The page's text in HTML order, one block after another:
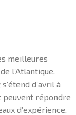
meilleures
l’Atlantique.
d’avril à
répondre
d’expérience,